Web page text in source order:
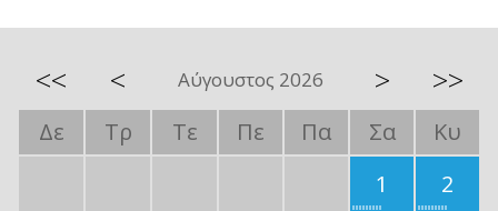
<< < Αύγουστος 2026 > >>
Δε Τρ Τε Πε Πα Σα
Κυ
1
2